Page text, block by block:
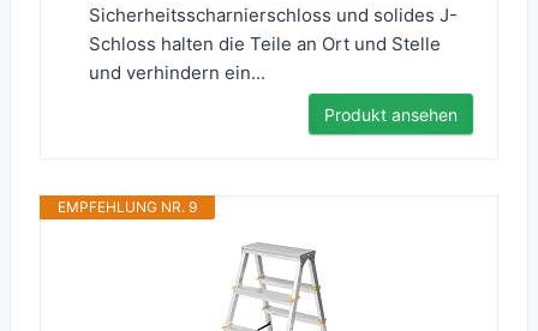
Sicherheitsscharnierschloss und solides J-
Schloss halten die Teile an Ort und Stelle
und verhindern ein...
Produkt ansehen
EMPFEHLUNG NR. 9